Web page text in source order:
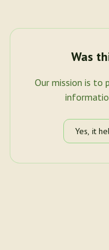
Was
Our mission is to
Yes, it